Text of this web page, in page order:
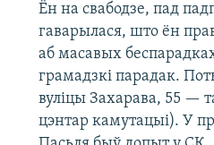
Ён на свабодзе, пад
гаварылася, што ён
аб масавых
грамадзкі парадак.
вуліцы Захарава, 55 —
цэнтар камутацыі). У